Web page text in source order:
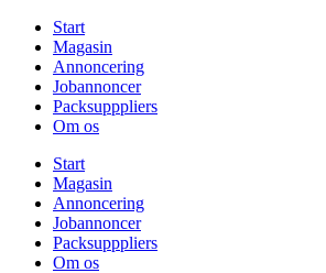
Start
Magasin
Annoncering
Jobannoncer
Packsupppliers
Om os
Start
Magasin
Annoncering
Jobannoncer
Packsupppliers
Om os